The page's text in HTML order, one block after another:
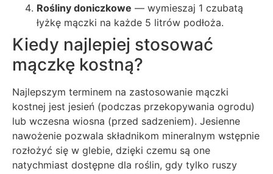
Rośliny doniczkowe — wymieszaj 1 czubatą
łyżkę mączki na każde 5 litrów podłoża.
Kiedy najlepiej stosować
mączkę kostną?
Najlepszym terminem na zastosowanie mączki
kostnej jest jesień (podczas przekopywania ogrodu)
lub wczesna wiosna (przed sadzeniem). Jesienne
nawożenie pozwala składnikom mineralnym wstępnie
rozłożyć się w glebie, dzięki czemu są one
natychmiast dostępne dla roślin, gdy tylko ruszy